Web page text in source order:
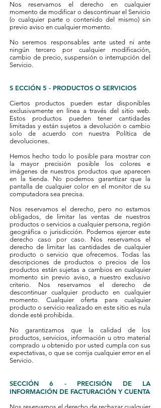
Nos reservamos el derecho en cualquier
momento de modificar o descontinuar el Servicio
(o cualquier parte o contenido del mismo) sin
previo aviso en cualquier momento.
No seremos responsables ante usted ni ante
ningún tercero por cualquier modificación,
cambio de precio, suspensión o interrupción del
Servicio.
S ECCIÓN 5 - PRODUCTOS O SERVICIOS
Ciertos productos pueden estar disponibles
exclusivamente en línea a través del sitio web.
Estos productos pueden tener cantidades
limitadas y están sujetos a devolución o cambio
solo de acuerdo con nuestra Política de
devoluciones.
Hemos hecho todo lo posible para mostrar con
la mayor precisión posible los colores e
imágenes de nuestros productos que aparecen
en la tienda. No podemos garantizar que la
pantalla de cualquier color en el monitor de su
computadora sea precisa.
Nos reservamos el derecho, pero no estamos
obligados, de limitar las ventas de nuestros
productos o servicios a cualquier persona, región
geográfica o jurisdicción. Podemos ejercer este
derecho caso por caso. Nos reservamos el
derecho de limitar las cantidades de cualquier
producto o servicio que ofrecemos. Todas las
descripciones de productos o precios de los
productos están sujetas a cambios en cualquier
momento sin previo aviso, a nuestro exclusivo
criterio. Nos reservamos el derecho de
descontinuar cualquier producto en cualquier
momento. Cualquier oferta para cualquier
producto o servicio realizado en este sitio es nula
donde esté prohibida.
No garantizamos que la calidad de los
productos, servicios, información u otro material
comprado u obtenido por usted cumpla con sus
expectativas, o que se corrija cualquier error en el
Servicio.
SECCIÓN 6 - PRECISIÓN DE LA
INFORMACIÓN DE FACTURACIÓN Y CUENTA